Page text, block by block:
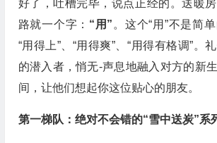
好了，吐槽完毕，说点正经的。送暖
路就一个字： “用” 。这个“用”不是简
“用得上”、“用得爽”、“用得有格调”。
的潜入者，悄无-声息地融入对方的新
间，让他们想起你这位贴心的朋友。
第一梯队：绝对不会错的“雪中送炭”系